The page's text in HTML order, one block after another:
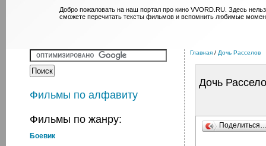
Добро пожаловать на наш портал про кино VVORD.RU. Здесь
сможете перечитать тексты фильмов и вспомнить любимые
Фильмы по алфавиту
Фильмы по жанру:
Боевик
Главная / Дочь Расселов
Дочь